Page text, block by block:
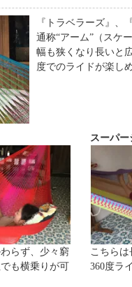
『トラベラーズ』
通称“アーム”（スケ
幅も狭くなり長いと
度でのライドが楽し
らず、少々窮
も横乗りが可
スーパー
こちらは
360度ラ